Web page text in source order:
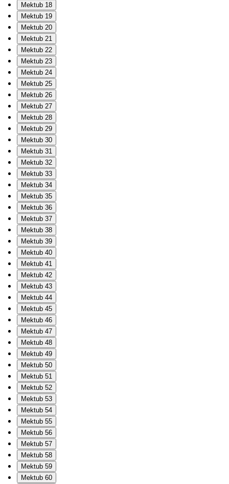
Mektub 18
Mektub 19
Mektub 20
Mektub 21
Mektub 22
Mektub 23
Mektub 24
Mektub 25
Mektub 26
Mektub 27
Mektub 28
Mektub 29
Mektub 30
Mektub 31
Mektub 32
Mektub 33
Mektub 34
Mektub 35
Mektub 36
Mektub 37
Mektub 38
Mektub 39
Mektub 40
Mektub 41
Mektub 42
Mektub 43
Mektub 44
Mektub 45
Mektub 46
Mektub 47
Mektub 48
Mektub 49
Mektub 50
Mektub 51
Mektub 52
Mektub 53
Mektub 54
Mektub 55
Mektub 56
Mektub 57
Mektub 58
Mektub 59
Mektub 60